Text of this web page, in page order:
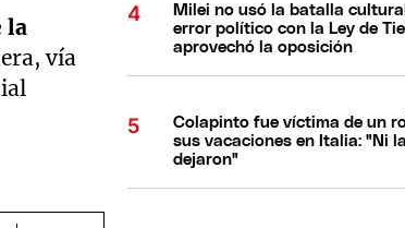
la
vía
Milei no usó la batalla
error político con la Ley de
aprovechó la oposición
Colapinto fue víctima de un
sus vacaciones en Italia: "Ni
dejaron"